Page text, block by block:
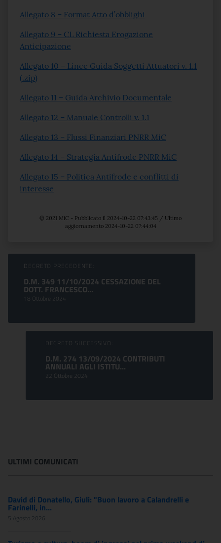
Allegato 8 – Format Atto d’obblighi
Allegato 9 – CL Richiesta Erogazione
Anticipazione
Allegato 10 – Linee Guida Soggetti Attuatori v. 1.1
(.zip)
Allegato 11 – Guida Archivio Documentale
Allegato 12 – Manuale Controlli v. 1.1
Allegato 13 – Flussi Finanziari PNRR MiC
Allegato 14 – Strategia Antifrode PNRR MiC
Allegato 15 – Politica Antifrode e conflitti di
interesse
© 2021 MiC - Pubblicato il 2024-10-22 07:43:45 / Ultimo
aggiornamento 2024-10-22 07:44:04
Sfoglia comunicati
DECRETO PRECEDENTE:
D.M. 349 11/10/2024 CESSAZIONE DEL
DOTT. FRANCESCO...
18 Ottobre 2024
DECRETO SUCCESSIVO:
D.M. 274 13/09/2024 CONTRIBUTI
ANNUALI AGLI ISTITU...
22 Ottobre 2024
ULTIMI COMUNICATI
David di Donatello, Giuli: "Buon lavoro a Calandrelli e
Farinelli, in...
5 Agosto 2026